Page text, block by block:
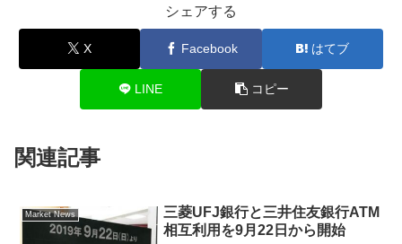
シェアする
X Facebook はてブ
LINE コピー
関連記事
Market News
三菱UFJ銀行と三井住友銀行ATM
相互利用を9月22日から開始